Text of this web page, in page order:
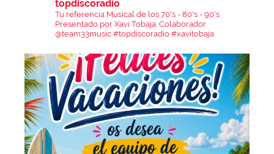
topdiscoradio
Tu referencia Musical de los 70's - 80's - 90's
Presentado por Xavi Tobaja. Colaborador
@team33music #topdiscoradio #xavitobaja